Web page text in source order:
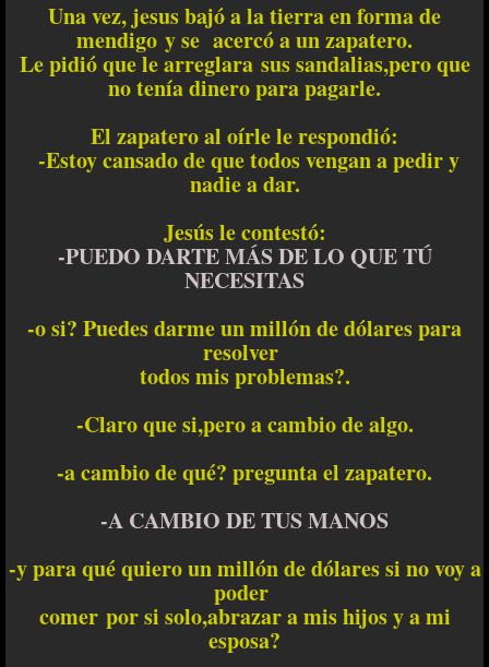
Una vez, jesus bajó a la tierra en forma de
mendigo y se acercó a un zapatero.
Le pidió que le arreglara sus sandalias,pero que
no tenía dinero para pagarle.
El zapatero al oírle le respondió:
-Estoy cansado de que todos vengan a pedir y
nadie a dar.
Jesús le contestó:
-PUEDO DARTE MÁS DE LO QUE TÚ
NECESITAS
-o si? Puedes darme un millón de dólares para
resolver
todos mis problemas?.
-Claro que si,pero a cambio de algo.
-a cambio de qué? pregunta el zapatero.
-A CAMBIO DE TUS MANOS
-y para qué quiero un millón de dólares si no voy a
poder
comer por si solo,abrazar a mis hijos y a mi
esposa?